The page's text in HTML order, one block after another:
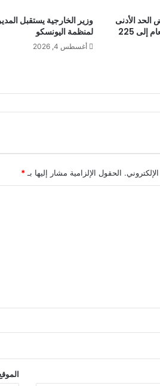
الأدنى
لتنسيق القبول بالثانوي العام إلى 225
وزير الخارجية يستقبل
لمنظمة اليونسكو
أغسطس 4, 2026
الحقول الإلزامية مشار إليها بـ *